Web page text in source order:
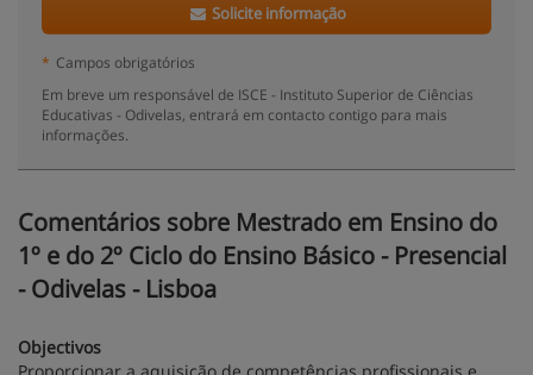
Solicite informação
* Campos obrigatórios
Em breve um responsável de ISCE - Instituto Superior de Ciências
Educativas - Odivelas, entrará em contacto contigo para mais
informações.
Comentários sobre Mestrado em Ensino do
1º e do 2º Ciclo do Ensino Básico - Presencial
- Odivelas - Lisboa
Objectivos